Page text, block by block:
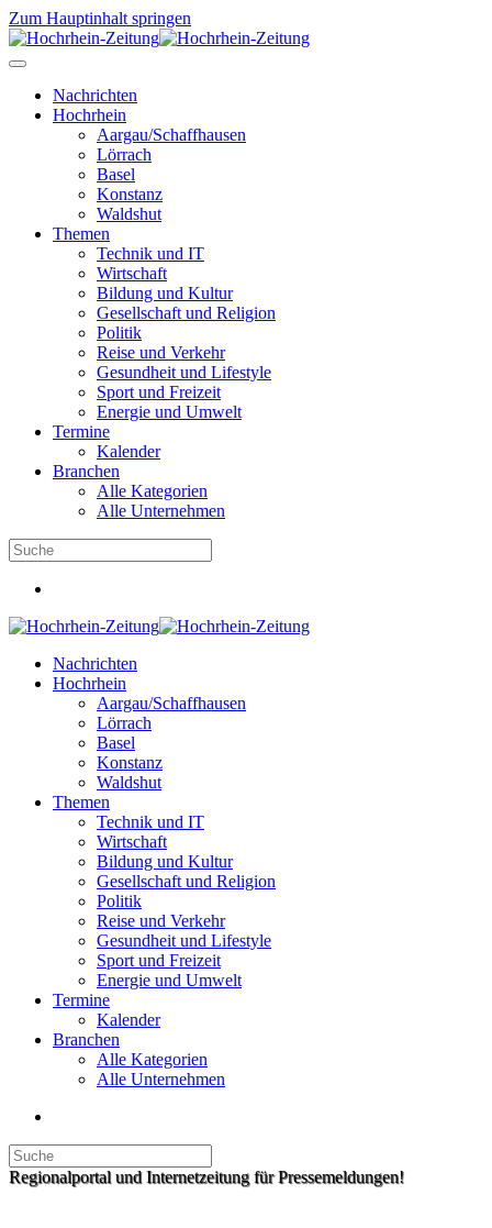
Zum Hauptinhalt springen
Nachrichten
Hochrhein
Aargau/Schaffhausen
Lörrach
Basel
Konstanz
Waldshut
Themen
Technik und IT
Wirtschaft
Bildung und Kultur
Gesellschaft und Religion
Politik
Reise und Verkehr
Gesundheit und Lifestyle
Sport und Freizeit
Energie und Umwelt
Termine
Kalender
Branchen
Alle Kategorien
Alle Unternehmen
Nachrichten
Hochrhein
Aargau/Schaffhausen
Lörrach
Basel
Konstanz
Waldshut
Themen
Technik und IT
Wirtschaft
Bildung und Kultur
Gesellschaft und Religion
Politik
Reise und Verkehr
Gesundheit und Lifestyle
Sport und Freizeit
Energie und Umwelt
Termine
Kalender
Branchen
Alle Kategorien
Alle Unternehmen
Regionalportal und Internetzeitung für Pressemeldungen!